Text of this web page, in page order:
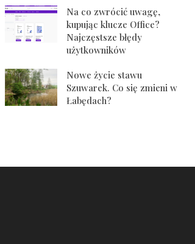
Na co zwrócić uwagę,
kupując klucze Office?
Najczęstsze błędy
użytkowników
Nowe życie stawu
Szuwarek. Co się zmieni w
Łabędach?